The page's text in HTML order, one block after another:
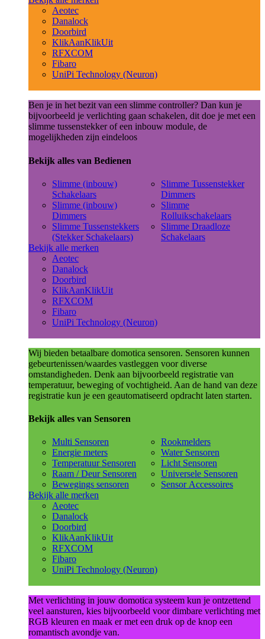
Aeotec
Danalock
Doorbird
KlikAanKlikUit
RFXCOM
Fibaro
UniPi Technology (Neuron)
Ben je in het bezit van een slimme controller? Dan kun je
bijvoorbeeld je verlichting gaan schakelen, dit doe je met een
slimme tussenstekker of een inbouw module, de
mogelijkheden zijn eindeloos
Bekijk alles van Bedienen
Slimme (inbouw)
Schakelaars
Slimme (inbouw)
Dimmers
Slimme Tussenstekkers
(Stekker Schakelaars)
Slimme Tussenstekker
Dimmers
Slimme
Rolluikschakelaars
Slimme Draadloze
Schakelaars
Bekijk alle merken
Aeotec
Danalock
Doorbird
KlikAanKlikUit
RFXCOM
Fibaro
UniPi Technology (Neuron)
Wij bieden betaalbare domotica sensoren. Sensoren kunnen
gebeurtenissen/waardes vastleggen voor diverse
omstandigheden. Denk aan bijvoorbeeld registratie van
temperatuur, beweging of vochtigheid. Aan de hand van deze
registratie kun je een geautomatiseerd opdracht laten starten.
Bekijk alles van Sensoren
Multi Sensoren
Energie meters
Temperatuur Sensoren
Raam / Deur Sensoren
Bewegings sensoren
Rookmelders
Water Sensoren
Licht Sensoren
Universele Sensoren
Sensor Accessoires
Bekijk alle merken
Aeotec
Danalock
Doorbird
KlikAanKlikUit
RFXCOM
Fibaro
UniPi Technology (Neuron)
Met verlichting in jouw domotica systeem kun je ontzettend
veel aansturen, kies bijvoorbeeld voor dimbare verlichting met
RGB kleuren en maak er met een druk op de knop een
romantisch avondje van.